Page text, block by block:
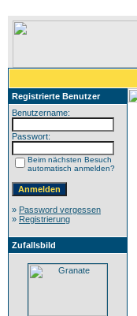
Registrierte Benutzer
Benutzername:
Passwort:
Beim nächsten Besuch
automatisch anmelden?
» Password vergessen
» Registrierung
Zufallsbild